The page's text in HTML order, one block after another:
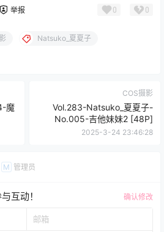
举报 0 0
Natsuko_夏夏子
魔
COS摄影
Vol.283-Natsuko_夏夏子-
No.005-吉他妹妹2 [48P]
2025-3-24 23:46:28
M 管理员
互动！ 确认修改